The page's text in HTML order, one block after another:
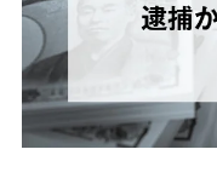
接見・面会を
刑事事件を示